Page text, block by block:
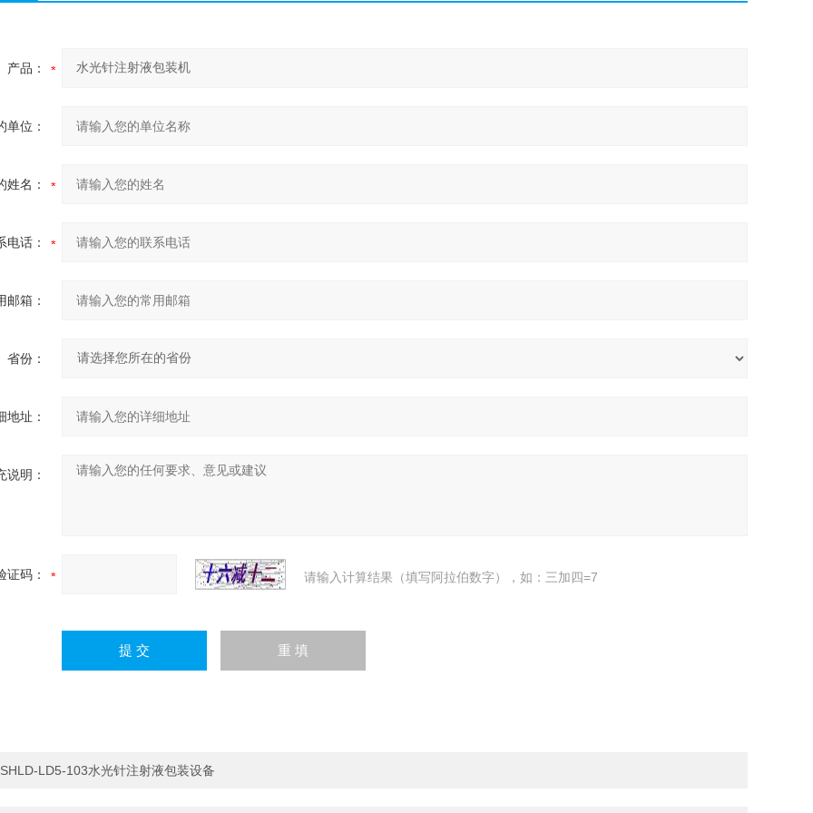
产品：
单位：
姓名：
电话：
邮箱：
省份：
地址：
说明：
证码： 请输入计算结果（填写阿拉伯数字），如：三加四=7
SHLD-LD5-103水光针注射液包装设备